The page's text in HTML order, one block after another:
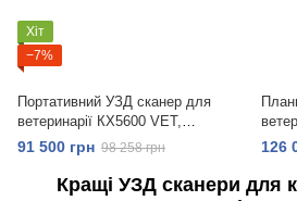
Хіт
−7%
Портативний УЗД сканер для
ветеринарії КХ5600 VET,
KAIXIN
91 500 грн 98 258 грн 126
Кращі УЗД сканери для